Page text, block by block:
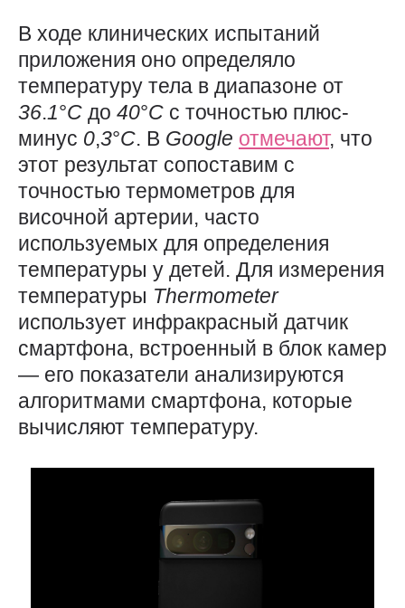
В ходе клинических испытаний
приложения оно определяло
температуру тела в диапазоне от
36.1°C до 40°C с точностью плюс-
минус 0,3°C. В Google отмечают, что
этот результат сопоставим с
точностью термометров для
височной артерии, часто
используемых для определения
температуры у детей. Для измерения
температуры Thermometer
использует инфракрасный датчик
смартфона, встроенный в блок камер
— его показатели анализируются
алгоритмами смартфона, которые
вычисляют температуру.